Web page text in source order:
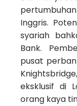
Inggris.
syariah
Bank.
pusat
eksklusif di
orang kaya